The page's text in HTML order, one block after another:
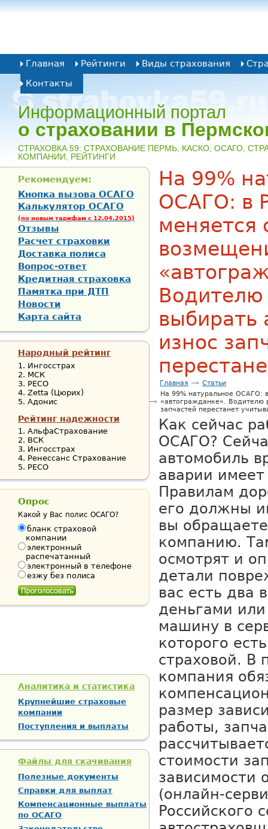
Информационный портал
о страховании в
CТРАХОВКА 59: СТРАХОВАНИЕ ПЕРМЬ, КАСКО, ОСАГО,
КОМПАНИИ, РЕЙТИНГИ
Главная Рейтинги Виды страхования
Контакты
На 99%
ОСАГО: в
меняется
выбирать
износ
Главная
Статьи
На 99% натуральное ОСАГО:
«автогражданке». Водителю
запчастей перестанет
Как сейчас
ОСАГО?
автомобиль
аварии
Правилам
его должны
вы
компанию.
осмотрят и
детали
вас есть два
деньгами
машину в
которого
страховой. В
компания
размер
работы,
стоимости
зависимости
(онлайн-
Российского
Рекомендуем:
Кнопка вызова ОСАГО
Калькулятор ОСАГО
(по новым тарифам с 12.04.2015)
Отзывы
Расчет страховки
Доставка полиса
Вопрос-ответ
Кредитная страховка
Памятка при ДТП
Новости
Карта сайта
Народный рейтинг
Ингосстрах
МСК
РЕСО
Zetta (Цюрих)
Адонис
Рейтинг надежности
АльфаСтрахование
ВСК
Ингосстрах
Ренессанс Страхование
РЕСО
Опрос
Какой у Вас полис ОСАГО?
бланк страховой
компании
электронный
распечатанный
электронный в телефоне
езжу без полиса
Аналитика и статистика
Крупнейшие страховые
компании
Поступления и выплаты
Файлы для скачивания
Полезные документы
Справки для выплат
Компенсационные выплаты
по ОСАГО